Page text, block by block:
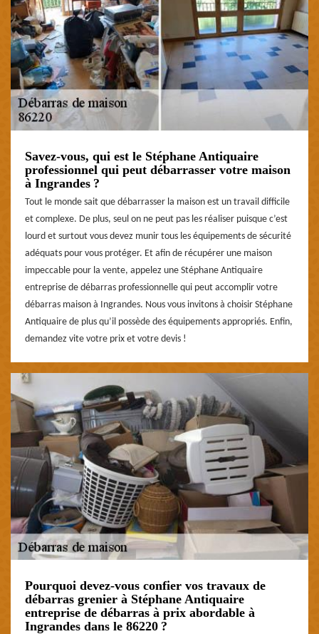
Savez-vous, qui est le Stéphane Antiquaire
professionnel qui peut débarrasser votre maison
à Ingrandes ?
Tout le monde sait que débarrasser la maison est un travail difficile
et complexe. De plus, seul on ne peut pas les réaliser puisque c’est
lourd et surtout vous devez munir tous les équipements de sécurité
adéquats pour vous protéger. Et afin de récupérer une maison
impeccable pour la vente, appelez une Stéphane Antiquaire
entreprise de débarras professionnelle qui peut accomplir votre
débarras maison à Ingrandes. Nous vous invitons à choisir Stéphane
Antiquaire de plus qu’il possède des équipements appropriés. Enfin,
demandez vite votre prix et votre devis !
Pourquoi devez-vous confier vos travaux de
débarras grenier à Stéphane Antiquaire
entreprise de débarras à prix abordable à
Ingrandes dans le 86220 ?